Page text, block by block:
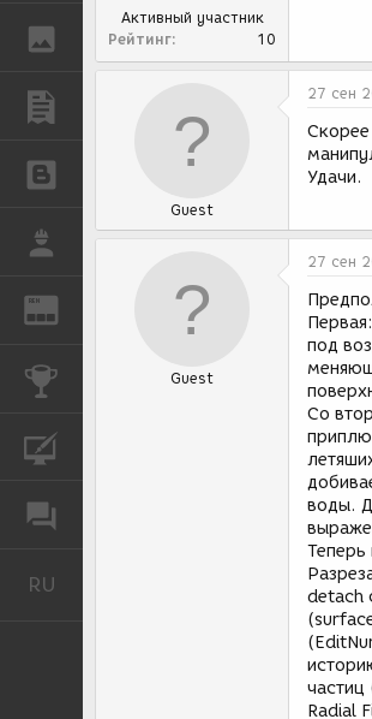
ГАЛЕРЕЯ
REN
КОНКУРСЫ
RU
я
Активный участник
Рейтинг
10
Guest
27 сен
Скорее
Удачи.
Guest
27 сен
под
Со
воды.
Теперь
detach
Radial